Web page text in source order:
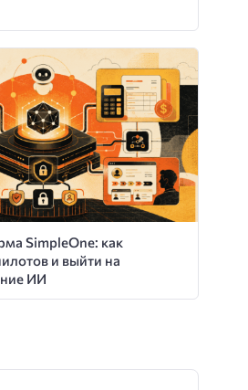
SimpleOne: как
и выйти на
ИИ